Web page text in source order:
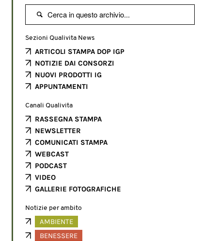

Sezioni Qualivita News
ARTICOLI STAMPA DOP IGP
NOTIZIE DAI CONSORZI
NUOVI PRODOTTI IG
APPUNTAMENTI
Canali Qualivita
RASSEGNA STAMPA
NEWSLETTER
COMUNICATI STAMPA
WEBCAST
PODCAST
VIDEO
GALLERIE FOTOGRAFICHE
Notizie per ambito
AMBIENTE
BENESSERE